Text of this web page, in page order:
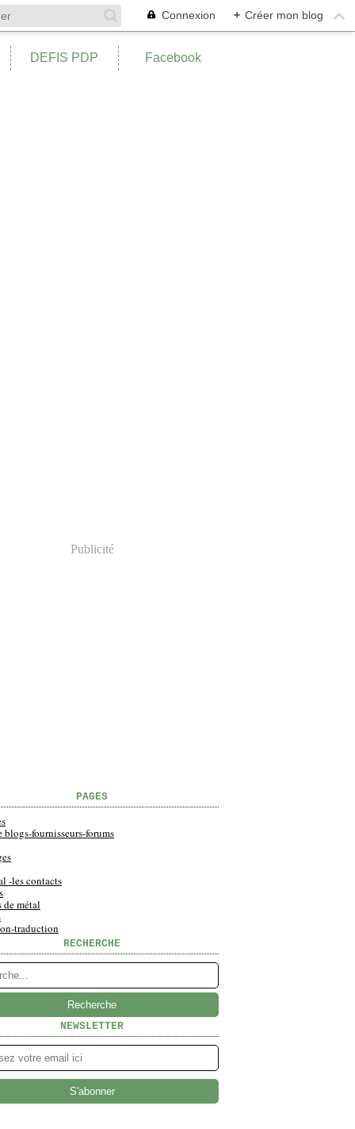
Connexion + Créer mon blog
DEFIS PDP Facebook
Publicité
PAGES
blogs-fournisseurs-forums
-les contacts
de métal
traduction
RECHERCHE
NEWSLETTER